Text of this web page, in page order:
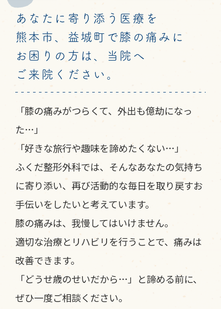
あなたに寄り添う医療を
熊本市、益城町で膝の痛みに
お困りの方は、当院へ
ご来院ください。
「膝の痛みがつらくて、外出も億劫になっ
た…」
「好きな旅行や趣味を諦めたくない…」
ふくだ整形外科では、そんなあなたの気持ち
に寄り添い、再び活動的な毎日を取り戻すお
手伝いをしたいと考えています。
膝の痛みは、我慢してはいけません。
適切な治療とリハビリを行うことで、痛みは
改善できます。
「どうせ歳のせいだから…」と諦める前に、
ぜひ一度ご相談ください。